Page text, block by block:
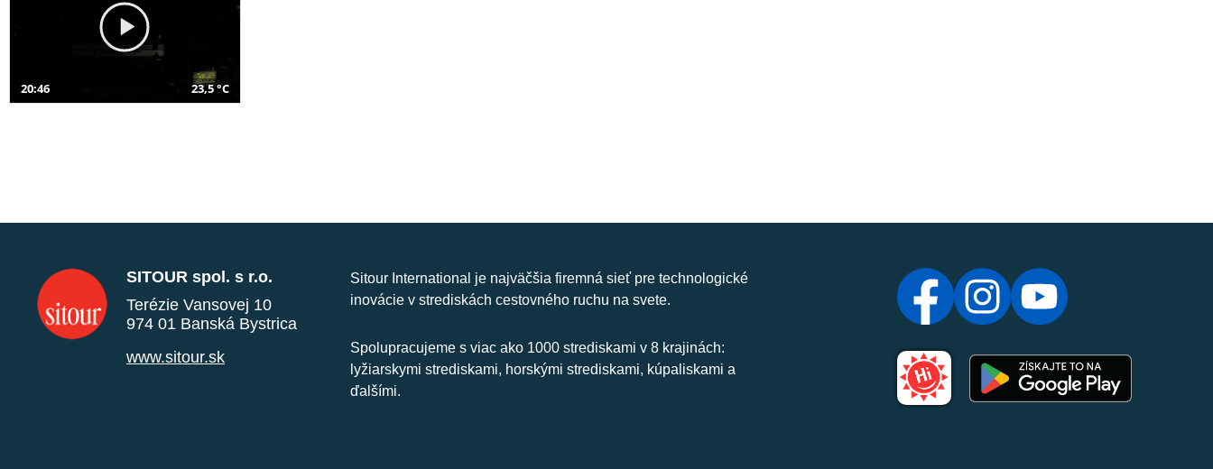
20:46 23,5 °C
SITOUR spol. s r.o.
Terézie Vansovej 10
974 01 Banská Bystrica
www.sitour.sk
Sitour International je najväčšia firemná sieť pre technologické
inovácie v strediskách cestovného ruchu na svete.
Spolupracujeme s viac ako 1000 strediskami v 8 krajinách:
lyžiarskymi strediskami, horskými strediskami, kúpaliskami a
ďalšími.